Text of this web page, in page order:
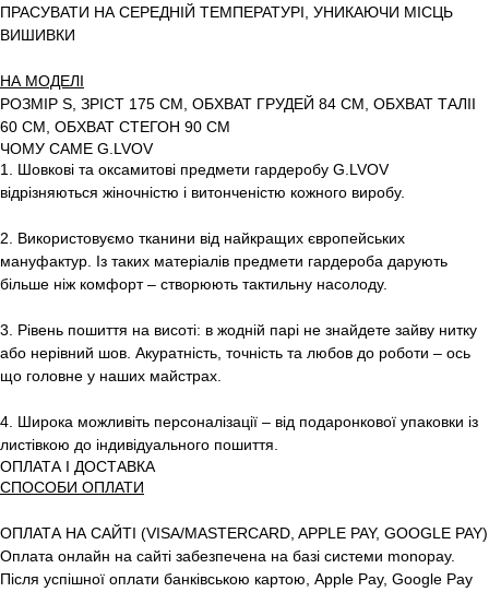
ПРАСУВАТИ НА СЕРЕДНІЙ ТЕМПЕРАТУРІ, УНИКАЮЧИ МІСЦЬ
ВИШИВКИ
НА МОДЕЛІ
РОЗМІР S, ЗРІСТ 175 СМ, ОБХВАТ ГРУДЕЙ 84 СМ, ОБХВАТ ТАЛІІ
60 СМ, ОБХВАТ СТЕГОН 90 СМ
ЧОМУ САМЕ G.LVOV
1. Шовкові та оксамитові предмети гардеробу G.LVOV
відрізняються жіночністю і витонченістю кожного виробу.
2. Використовуємо тканини від найкращих європейських
мануфактур. Із таких матеріалів предмети гардероба дарують
більше ніж комфорт – створюють тактильну насолоду.
3. Рівень пошиття на висоті: в жодній парі не знайдете зайву нитку
або нерівний шов. Акуратність, точність та любов до роботи – ось
що головне у наших майстрах.
4. Широка можливіть персоналізації – від подаронкової упаковки із
листівкою до індивідуального пошиття.
ОПЛАТА І ДОСТАВКА
СПОСОБИ ОПЛАТИ
ОПЛАТА НА САЙТІ (VISA/MASTERCARD, APPLE PAY, GOOGLE PAY)
Оплата онлайн на сайті забезпечена на базі системи monopay.
Після успішної оплати банківською картою, Apple Pay, Google Pay